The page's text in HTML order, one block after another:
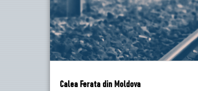
Calea Ferata din Moldova